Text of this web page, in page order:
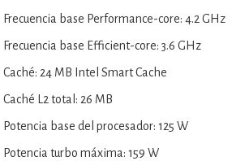
Frecuencia base Performance-core: 4.2 GHz
Frecuencia base Efficient-core: 3.6 GHz
Caché: 24 MB Intel Smart Cache
Caché L2 total: 26 MB
Potencia base del procesador: 125 W
Potencia turbo máxima: 159 W